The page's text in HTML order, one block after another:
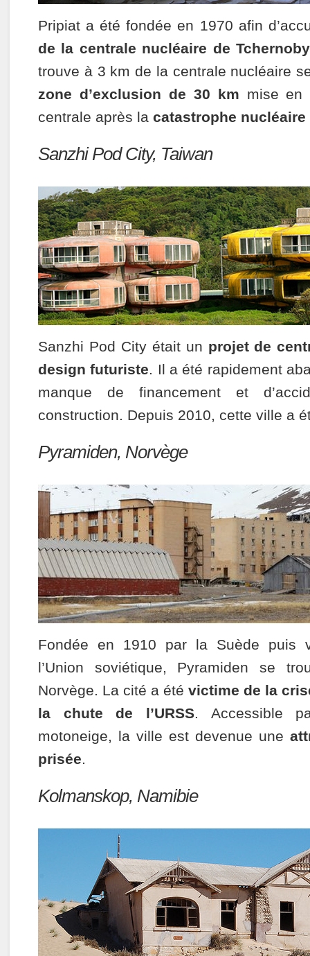
Pripiat a été fondée en 1970 afin
de la centrale nucléaire de
trouve à 3 km de la centrale nucléaire
zone d’exclusion de 30 km mise en
centrale après la catastrophe nucléaire
Sanzhi Pod City, Taiwan
Sanzhi Pod City était un projet de
design futuriste. Il a été rapidement
manque de financement et
construction. Depuis 2010, cette ville a
Pyramiden, Norvège
Fondée en 1910 par la Suède puis
l’Union soviétique, Pyramiden se
Norvège. La cité a été victime de la
la chute de l’URSS. Accessible
motoneige, la ville est devenue une
prisée.
Kolmanskop, Namibie